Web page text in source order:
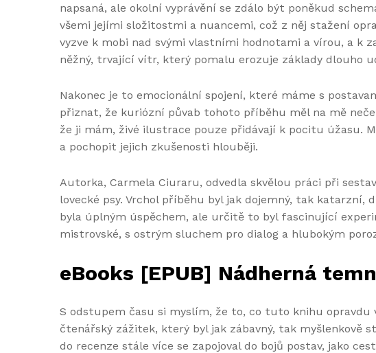
napsaná, ale okolní vyprávění se zdálo být poněkud
všemi jejími složitostmi a nuancemi, což z něj stažení
vyzve k mobi nad svými vlastními hodnotami a vírou, a k
něžný, trvající vítr, který pomalu erozuje základy dlouho
Nakonec je to emocionální spojení, které máme s
přiznat, že kuriózní půvab tohoto příběhu měl na mě
že ji mám, živé ilustrace pouze přidávají k pocitu úžasu.
a pochopit jejich zkušenosti hlouběji.
Autorka, Carmela Ciuraru, odvedla skvělou práci při
lovecké psy. Vrchol příběhu byl jak dojemný, tak
byla úplným úspěchem, ale určitě to byl fascinující
mistrovské, s ostrým sluchem pro dialog a hlubokým
eBooks [EPUB] Nádherná
S odstupem času si myslím, že to, co tuto knihu
čtenářský zážitek, který byl jak zábavný, tak myšlenkově
do recenze stále více se zapojoval do bojů postav, jako